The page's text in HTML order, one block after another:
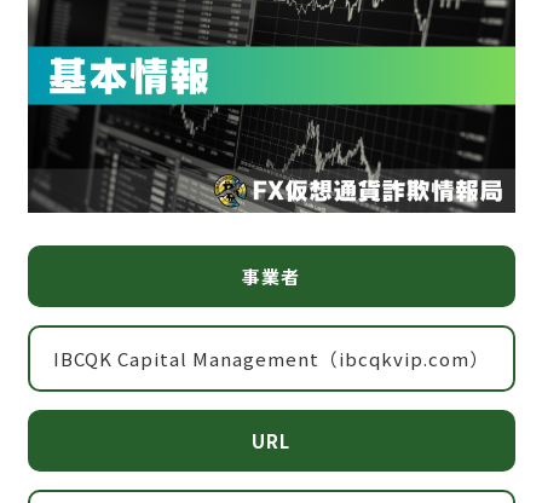
事業者
IBCQK Capital Management（ibcqkvip.com）
URL